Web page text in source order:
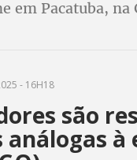
em Pacatuba, na
- 16H18
são
análogas à